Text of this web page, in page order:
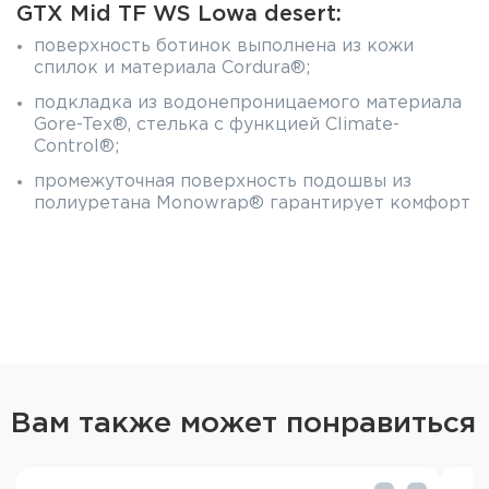
GTX Mid TF WS Lowa desert:
поверхность ботинок выполнена из кожи
спилок и материала Cordura®;
подкладка из водонепроницаемого материала
Gore-Tex®, стелька с функцией Climate-
Control®;
промежуточная поверхность подошвы из
полиуретана Monowrap® гарантирует комфорт
Характеристики Женские ботинки Zephyr GTX
Mid TF WS Lowa desert:
Вам также может понравиться